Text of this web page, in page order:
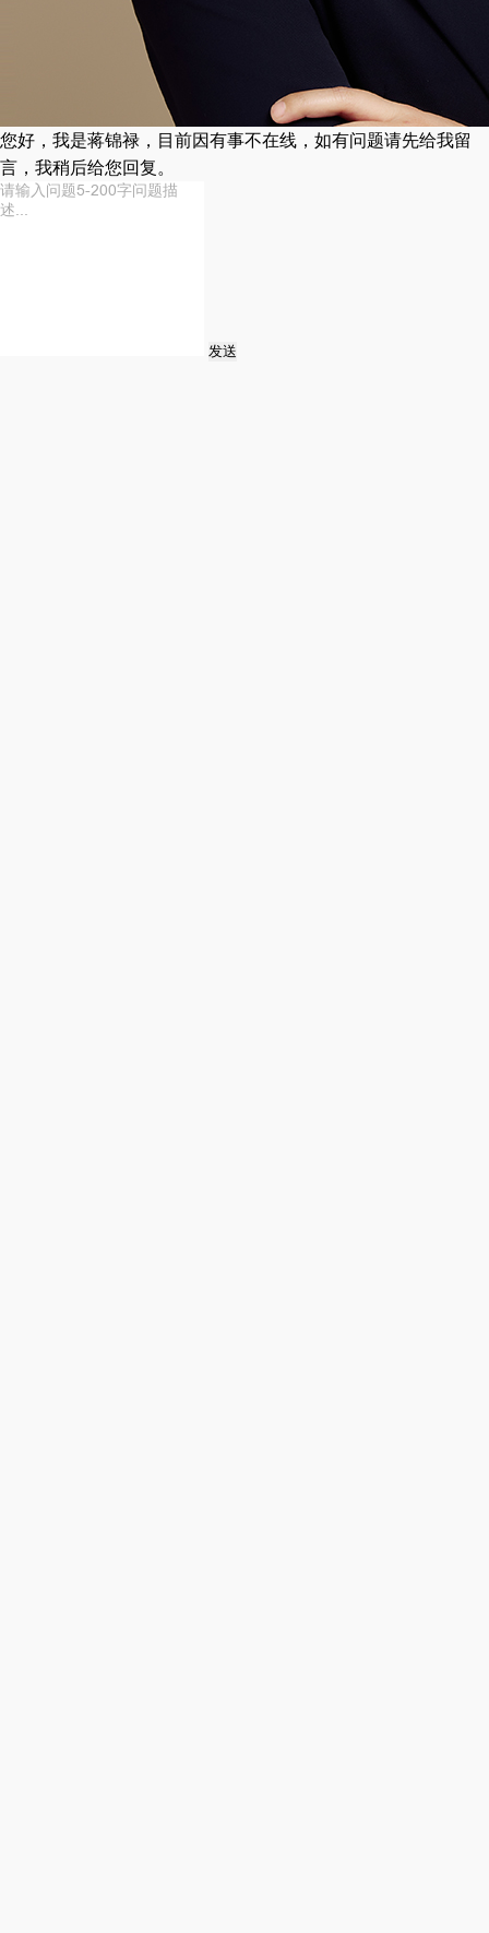
您好，我是蒋锦禄，目前因有事不在线，如有问题请先给我留
言，我稍后给您回复。
发送